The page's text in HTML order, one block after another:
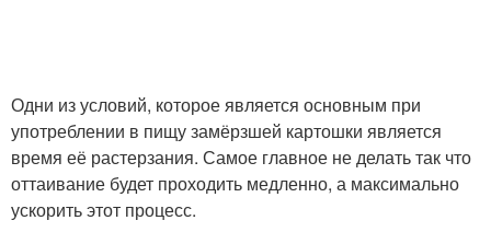
Одни из условий, которое является основным при
употреблении в пищу замёрзшей картошки является
время её растерзания. Самое главное не делать так что
оттаивание будет проходить медленно, а максимально
ускорить этот процесс.